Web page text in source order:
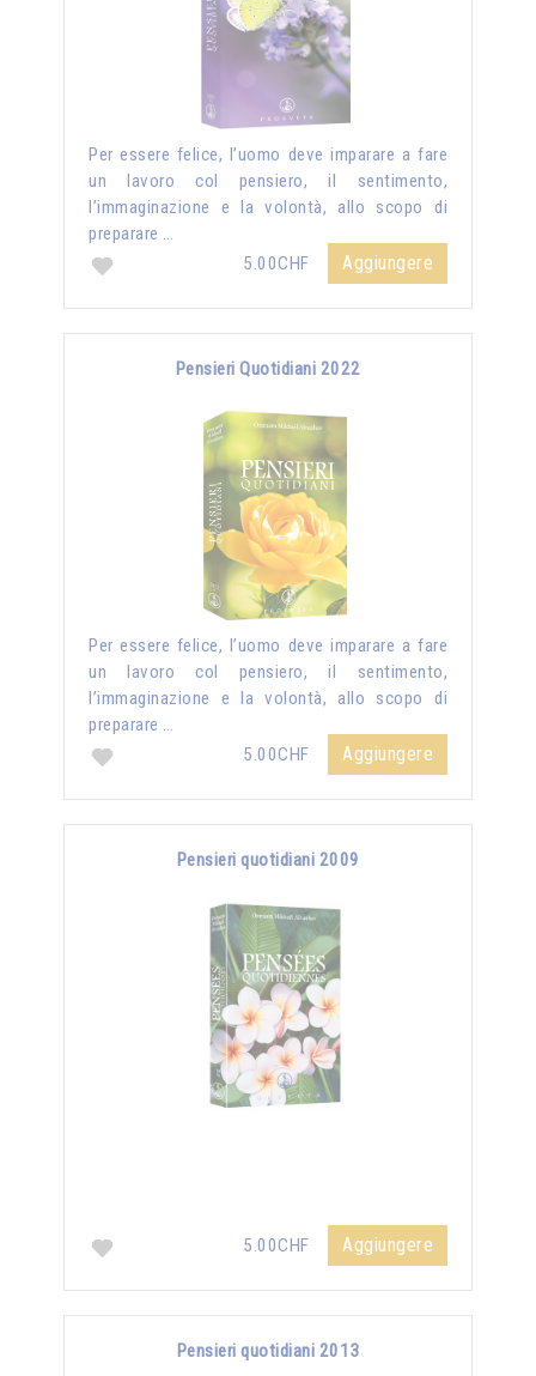
Per essere felice, l’uomo deve imparare a fare
un lavoro col pensiero, il sentimento,
l’immaginazione e la volontà, allo scopo di
preparare …
5.00CHF
Aggiungere
Pensieri Quotidiani 2022
Per essere felice, l’uomo deve imparare a fare
un lavoro col pensiero, il sentimento,
l’immaginazione e la volontà, allo scopo di
preparare …
5.00CHF
Aggiungere
Pensieri quotidiani 2009
5.00CHF Aggiungere
Pensieri quotidiani 2013